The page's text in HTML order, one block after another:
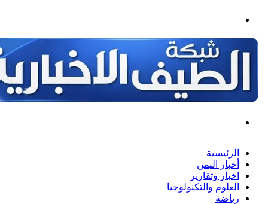
اليمن
وتقارير
والتكنولوجيا